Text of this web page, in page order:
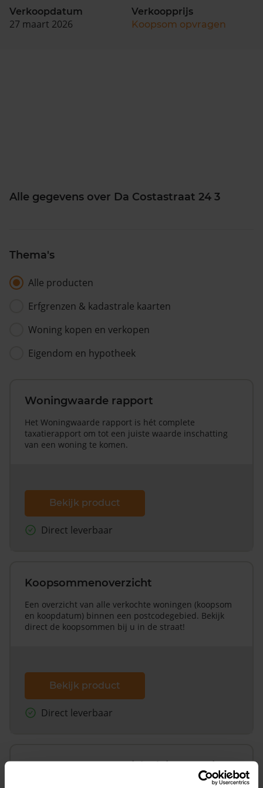
Verkoopdatum
27 maart 2026
Verkoopprijs
Koopsom opvragen
Alle gegevens over Da Costastraat 24 3
Thema's
Alle producten
Erfgrenzen & kadastrale kaarten
Woning kopen en verkopen
Eigendom en hypotheek
Woningwaarde rapport
Het Woningwaarde rapport is hét complete
taxatierapport om tot een juiste waarde inschatting
van een woning te komen.
Bekijk product
Direct leverbaar
Koopsommenoverzicht
Een overzicht van alle verkochte woningen (koopsom
en koopdatum) binnen een postcodegebied. Bekijk
direct de koopsommen bij u in de straat!
Bekijk product
Direct leverbaar
Koopsommenoverzicht (1 jaar gratis